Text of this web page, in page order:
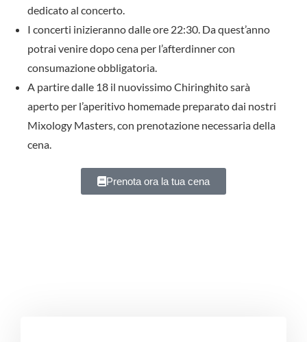
dedicato al concerto.
I concerti inizieranno dalle ore 22:30. Da quest’anno
potrai venire dopo cena per l’afterdinner con
consumazione obbligatoria.
A partire dalle 18 il nuovissimo Chiringhito sarà
aperto per l’aperitivo homemade preparato dai nostri
Mixology Masters, con prenotazione necessaria della
cena.
Prenota ora la tua cena